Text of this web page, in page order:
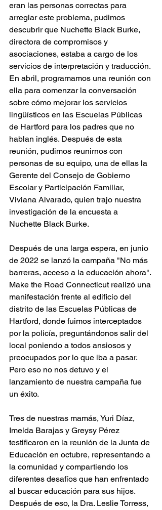
eran las personas correctas para
arreglar este problema, pudimos
descubrir que Nuchette Black Burke,
directora de compromisos y
asociaciones, estaba a cargo de los
servicios de interpretación y traducción.
En abril, programamos una reunión con
ella para comenzar la conversación
sobre cómo mejorar los servicios
lingüísticos en las Escuelas Públicas
de Hartford para los padres que no
hablan inglés. Después de esta
reunión, pudimos reunirnos con
personas de su equipo, una de ellas la
Gerente del Consejo de Gobierno
Escolar y Participación Familiar,
Viviana Alvarado, quien trajo nuestra
investigación de la encuesta a
Nuchette Black Burke.
Después de una larga espera, en junio
de 2022 se lanzó la campaña "No más
barreras, acceso a la educación ahora".
Make the Road Connecticut realizó una
manifestación frente al edificio del
distrito de las Escuelas Públicas de
Hartford, donde fuimos interceptados
por la policía, preguntándonos salir del
local poniendo a todos ansiosos y
preocupados por lo que iba a pasar.
Pero eso no nos detuvo y el
lanzamiento de nuestra campaña fue
un éxito.
Tres de nuestras mamás, Yuri Díaz,
Imelda Barajas y Greysy Pérez
testificaron en la reunión de la Junta de
Educación en octubre, representando a
la comunidad y compartiendo los
diferentes desafíos que han enfrentado
al buscar educación para sus hijos.
Después de eso, la Dra. Leslie Torress,